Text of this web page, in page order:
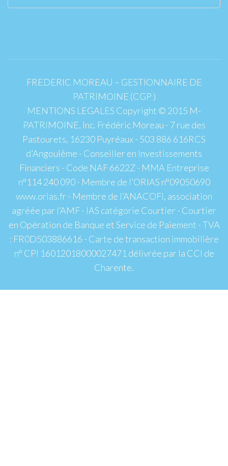
FREDERIC MOREAU – GESTIONNAIRE DE
PATRIMOINE (CGP )
MENTIONS LEGALES Copyright © 2015 M-
PATRIMOINE, Inc. Frédéric Moreau - 7 rue des
Pastourets, 16230 Puyréaux - 503 886 616RCS
d'Angoulême - Conseiller en Investissements
Financiers - Code NAF 6622Z - MMA Entreprise
n°114 240 090 - Membre de l’ORIAS n°09050690
www.orias.fr - Membre de l’ANACOFI, association
agréée par l’AMF - IAS catégorie Courtier - Courtier
en Opération de Banque et Service de Paiement - TVA
: FR0D503886616 - Carte de transaction immobilière
n° CPI 16012018000027471 délivrée par la CCI de
Charente.